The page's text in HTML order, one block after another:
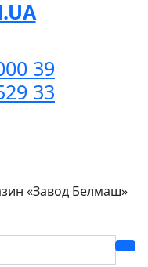
39
33
«Завод Белмаш»